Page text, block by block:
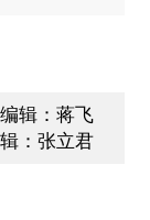
辑：蒋飞
：张立君